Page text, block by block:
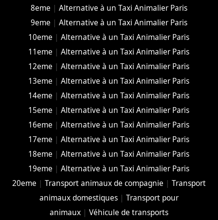
8eme | Alternative à un Taxi Animalier Paris
9eme | Alternative à un Taxi Animalier Paris
10eme |Alternative à un Taxi Animalier Paris
11eme |Alternative à un Taxi Animalier Paris
12eme |Alternative à un Taxi Animalier Paris
13eme |Alternative à un Taxi Animalier Paris
14eme |Alternative à un Taxi Animalier Paris
15eme |Alternative à un Taxi Animalier Paris
16eme |Alternative à un Taxi Animalier Paris
17eme |Alternative à un Taxi Animalier Paris
18eme |Alternative à un Taxi Animalier Paris
19eme |Alternative à un Taxi Animalier Paris
20eme | Transport animaux de compagnie | Transport
animaux domestiques| Transport pour
animaux| Véhicule de transports